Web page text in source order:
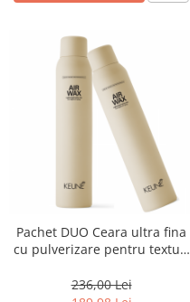
Pachet DUO Ceara ultra fina
cu pulverizare pentru texturi
Keune Style Air Wax, 200 ml
236,00 Lei